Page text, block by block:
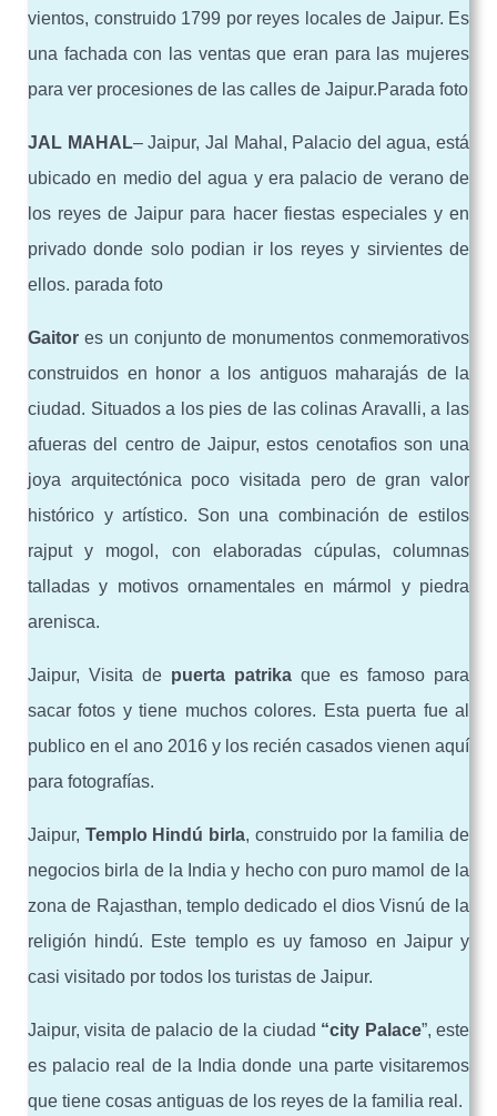
vientos, construido 1799 por reyes locales de Jaipur. Es
una fachada con las ventas que eran para las mujeres
para ver procesiones de las calles de Jaipur.Parada foto
JAL MAHAL– Jaipur, Jal Mahal, Palacio del agua, está
ubicado en medio del agua y era palacio de verano de
los reyes de Jaipur para hacer fiestas especiales y en
privado donde solo podian ir los reyes y sirvientes de
ellos. parada foto
Gaitor es un conjunto de monumentos conmemorativos
construidos en honor a los antiguos maharajás de la
ciudad. Situados a los pies de las colinas Aravalli, a las
afueras del centro de Jaipur, estos cenotafios son una
joya arquitectónica poco visitada pero de gran valor
histórico y artístico. Son una combinación de estilos
rajput y mogol, con elaboradas cúpulas, columnas
talladas y motivos ornamentales en mármol y piedra
arenisca.
Jaipur, Visita de puerta patrika que es famoso para
sacar fotos y tiene muchos colores. Esta puerta fue al
publico en el ano 2016 y los recién casados vienen aquí
para fotografías.
Jaipur, Templo Hindú birla, construido por la familia de
negocios birla de la India y hecho con puro mamol de la
zona de Rajasthan, templo dedicado el dios Visnú de la
religión hindú. Este templo es uy famoso en Jaipur y
casi visitado por todos los turistas de Jaipur.
Jaipur, visita de palacio de la ciudad “city Palace”, este
es palacio real de la India donde una parte visitaremos
que tiene cosas antiguas de los reyes de la familia real.